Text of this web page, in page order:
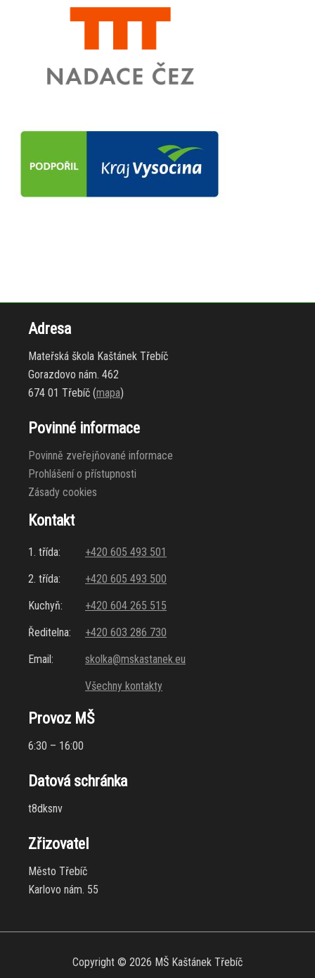
Adresa
Mateřská škola Kaštánek Třebíč
Gorazdovo nám. 462
674 01 Třebíč (mapa)
Povinné informace
Povinně zveřejňované informace
Prohlášení o přístupnosti
Zásady cookies
Kontakt
1. třída:
+420 605 493 501
2. třída:
+420 605 493 500
Kuchyň:
+420 604 265 515
Ředitelna:
+420 603 286 730
Email:
skolka@mskastanek.eu
Všechny kontakty
Provoz MŠ
6:30 – 16:00
Datová schránka
t8dksnv
Zřizovatel
Město Třebíč
Karlovo nám. 55
Copyright © 2026 MŠ Kaštánek Třebíč